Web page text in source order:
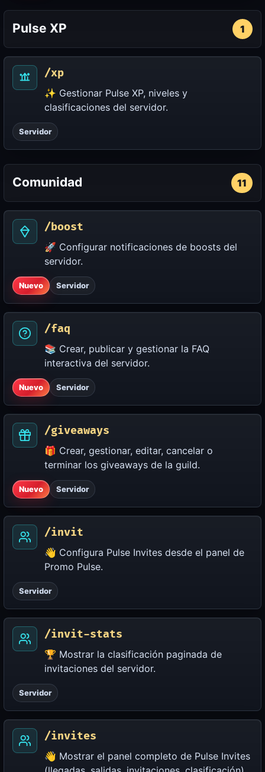
Pulse XP 1
/xp
✨ Gestionar Pulse XP, niveles y
clasificaciones del servidor.
Servidor
Comunidad 11
/boost
🚀 Configurar notificaciones de boosts del
servidor.
Nuevo Servidor
/faq
📚 Crear, publicar y gestionar la FAQ
interactiva del servidor.
Nuevo Servidor
/giveaways
🎁 Crear, gestionar, editar, cancelar o
terminar los giveaways de la guild.
Nuevo Servidor
/invit
👋 Configura Pulse Invites desde el panel de
Promo Pulse.
Servidor
/invit-stats
🏆 Mostrar la clasificación paginada de
invitaciones del servidor.
Servidor
/invites
👋 Mostrar el panel completo de Pulse Invites